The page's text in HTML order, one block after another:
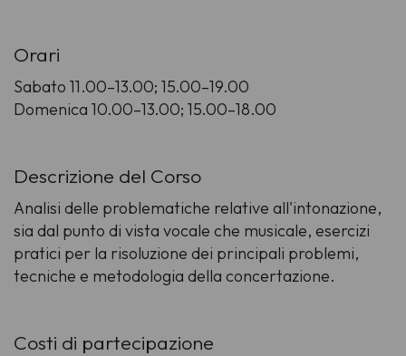
Orari
Sabato 11.00–13.00; 15.00–19.00
Domenica 10.00–13.00; 15.00–18.00
Descrizione del Corso
Analisi delle problematiche relative all'intonazione,
sia dal punto di vista vocale che musicale, esercizi
pratici per la risoluzione dei principali problemi,
tecniche e metodologia della concertazione.
Costi di partecipazione